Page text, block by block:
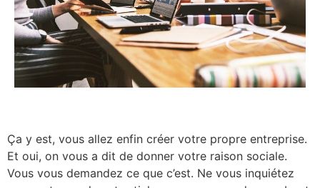
Ça y est, vous allez enfin créer votre propre entreprise.
Et oui, on vous a dit de donner votre raison sociale.
Vous vous demandez ce que c’est. Ne vous inquiétez